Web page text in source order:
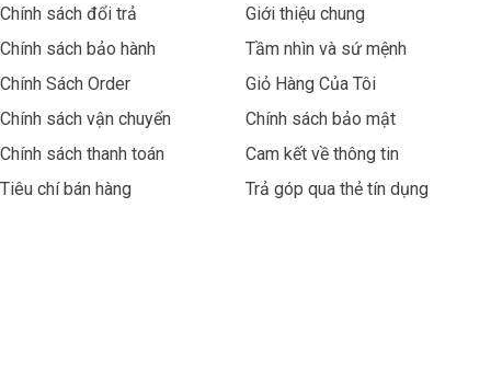
Chính sách đổi trả
Chính sách bảo hành
Chính Sách Order
Chính sách vận chuyển
Chính sách thanh toán
Tiêu chí bán hàng
Giới thiệu chung
Tầm nhìn và sứ mệnh
Giỏ Hàng Của Tôi
Chính sách bảo mật
Cam kết về thông tin
Trả góp qua thẻ tín dụng